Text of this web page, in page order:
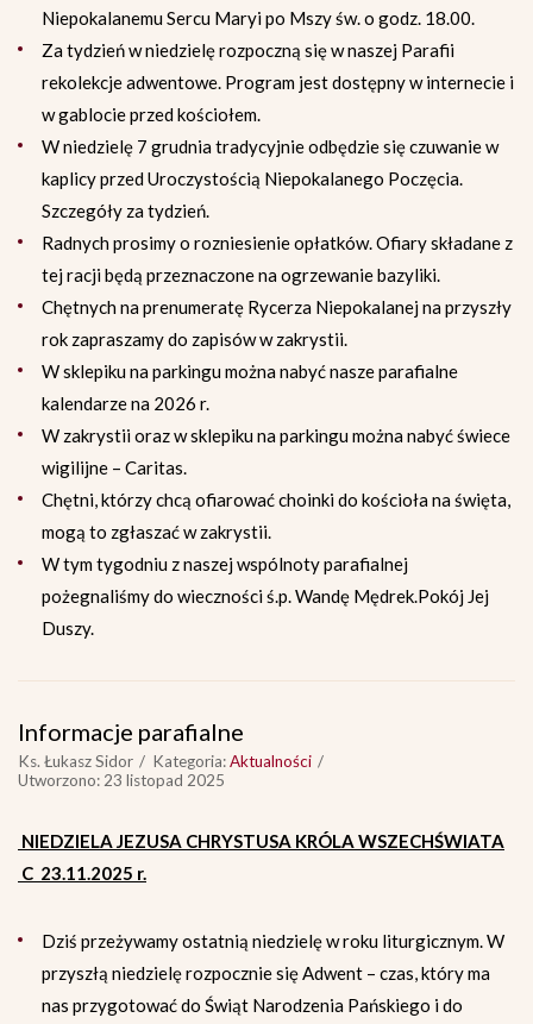
Niepokalanemu Sercu Maryi po Mszy św. o godz. 18.00.
Za tydzień w niedzielę rozpoczną się w naszej Parafii
rekolekcje adwentowe. Program jest dostępny w internecie i
w gablocie przed kościołem.
W niedzielę 7 grudnia tradycyjnie odbędzie się czuwanie w
kaplicy przed Uroczystością Niepokalanego Poczęcia.
Szczegóły za tydzień.
Radnych prosimy o rozniesienie opłatków. Ofiary składane z
tej racji będą przeznaczone na ogrzewanie bazyliki.
Chętnych na prenumeratę Rycerza Niepokalanej na przyszły
rok zapraszamy do zapisów w zakrystii.
W sklepiku na parkingu można nabyć nasze parafialne
kalendarze na 2026 r.
W zakrystii oraz w sklepiku na parkingu można nabyć świece
wigilijne – Caritas.
Chętni, którzy chcą ofiarować choinki do kościoła na święta,
mogą to zgłaszać w zakrystii.
W tym tygodniu z naszej wspólnoty parafialnej
pożegnaliśmy do wieczności ś.p. Wandę Mędrek.Pokój Jej
Duszy.
Informacje parafialne
Ks. Łukasz Sidor Kategoria:Aktualności
Utworzono: 23 listopad 2025
NIEDZIELA JEZUSA CHRYSTUSA KRÓLA WSZECHŚWIATA
C 23.11.2025 r.
Dziś przeżywamy ostatnią niedzielę w roku liturgicznym. W
przyszłą niedzielę rozpocznie się Adwent – czas, który ma
nas przygotować do Świąt Narodzenia Pańskiego i do